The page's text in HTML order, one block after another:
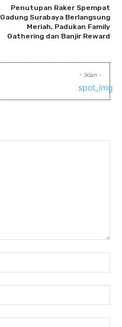
Penutupan Raker Spempat
Gadung Surabaya Berlangsung
Meriah, Padukan Family
Gathering dan Banjir Reward
- Iklan -